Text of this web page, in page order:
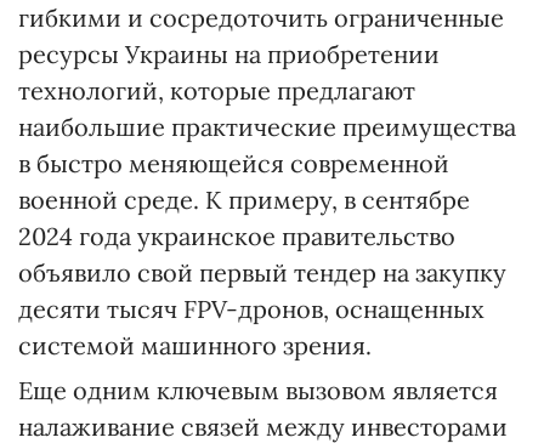
гибкими и сосредоточить ограниченные
ресурсы Украины на приобретении
технологий, которые предлагают
наибольшие практические преимущества
в быстро меняющейся современной
военной среде. К примеру, в сентябре
2024 года украинское правительство
объявило свой первый тендер на закупку
десяти тысяч FPV-дронов, оснащенных
системой машинного зрения.
Еще одним ключевым вызовом является
налаживание связей между инвесторами